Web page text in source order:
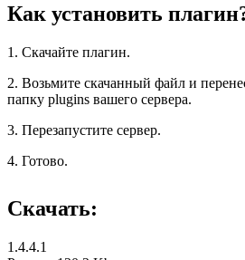
Как установить
1. Скачайте плагин.
2. Возьмите скачанный файл и
папку plugins вашего сервера.
3. Перезапустите сервер.
4. Готово.
Скачать:
1.4.4.1